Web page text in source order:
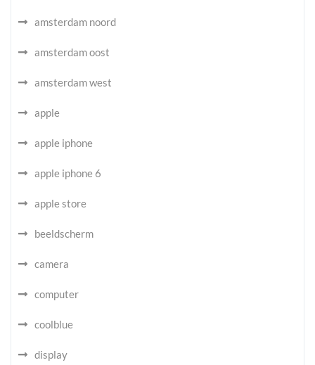
amsterdam noord
amsterdam oost
amsterdam west
apple
apple iphone
apple iphone 6
apple store
beeldscherm
camera
computer
coolblue
display